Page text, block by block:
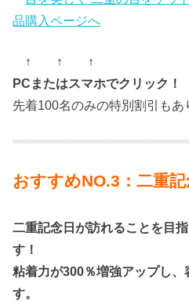
↑ ↑ ↑
PCまたはスマホでクリック！
先着100名のみの特別割引もあ
おすすめNO.3：二重
二重記念日が訪れることを目
す！
粘着力が300％増強アップし、
す。